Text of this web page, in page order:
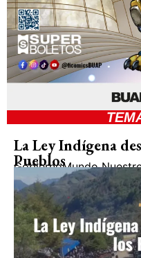
La Ley Indígena
Pueblos
GobiernoMundo